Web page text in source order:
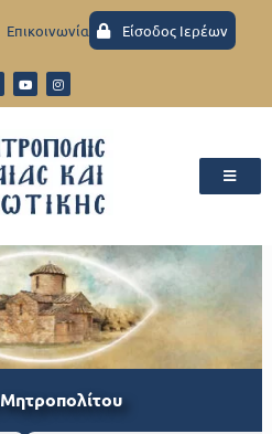
Eπικοινωνία Είσοδος Ιερέων